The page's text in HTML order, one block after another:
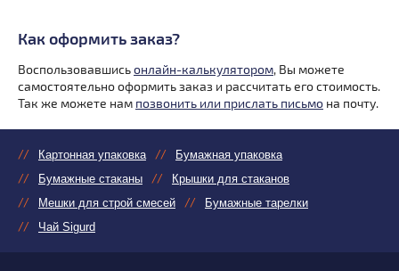
Как оформить заказ?
Воспользовавшисьонлайн-калькулятором, Вы можете
самостоятельно оформить заказ и рассчитать его стоимость.
Так же можете нам позвонить или прислать письмо на почту.
Картонная упаковка
Бумажная упаковка
Бумажные стаканы
Крышки для стаканов
Мешки для строй смесей
Бумажные тарелки
Чай Sigurd